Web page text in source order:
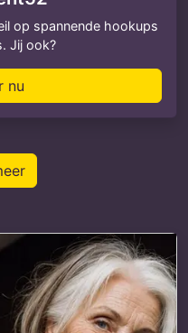
op spannende hookups
Jij ook?
nu